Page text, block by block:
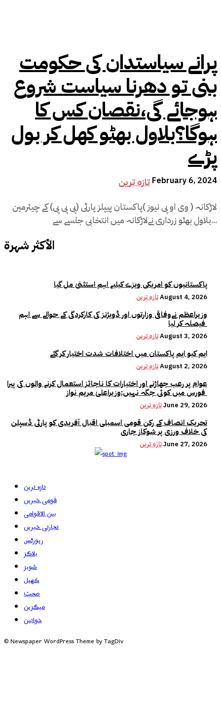
پرانے سیاستدان کی حکومت
بنی تو دھرنا سیاست شروع
ہوجائے گی،نقصان کس کا
ہوگا؟بلاول بھٹو کھل کر بول
پڑے
تازہ ترین February 6, 2024
لاڑکانہ ( وی او پی نیوز )پاکستان پیپلز پارٹی (پی پی پی) کے چیئرمین
بلاول بھٹو زرداری نےلاڑکانہ میں انتخابی جلسے سے...
الأكثر شهرة
پاکستانیوں کو امریکی ویزے کیلیے اہم استثنیٰ مل گیا
تازہ ترینAugust 4, 2026
وزیراعظم نےوفاقی وزارتوں اور ڈویژنز کی کارکردگی کے حوالے سے اہم
تازہ ترینAugust 3, 2026
ایم کیو ایم پاکستان میں اختلافات شدت اختیار کر گئے
تازہ ترینAugust 2, 2026
عوام پر رعب جھاڑنے اور اختیارات کا ناجائز استعمال کرنے والوں کی پیرا
تازہ ترینJune 29, 2026
تحریک انصاف کے رکن قومی اسمبلی اقبال آفریدی کو پارٹی ڈسپلن
کی خلاف ورزی پر شوکاز جاری
تازہ ترینJune 27, 2026
تازہ ترین
قومی خبریں
بین الاقوامی
تجارتی خبریں
رپورٹس
بلاگز
شوبز
کھیل
صحت
میگزین
خواتین
© Newspaper WordPress Theme by TagDiv